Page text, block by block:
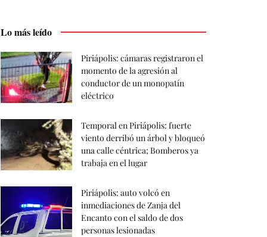
Lo más leído
Piriápolis: cámaras registraron el
momento de la agresión al
conductor de un monopatín
eléctrico
Temporal en Piriápolis: fuerte
viento derribó un árbol y bloqueó
una calle céntrica; Bomberos ya
trabaja en el lugar
Piriápolis: auto volcó en
inmediaciones de Zanja del
Encanto con el saldo de dos
personas lesionadas